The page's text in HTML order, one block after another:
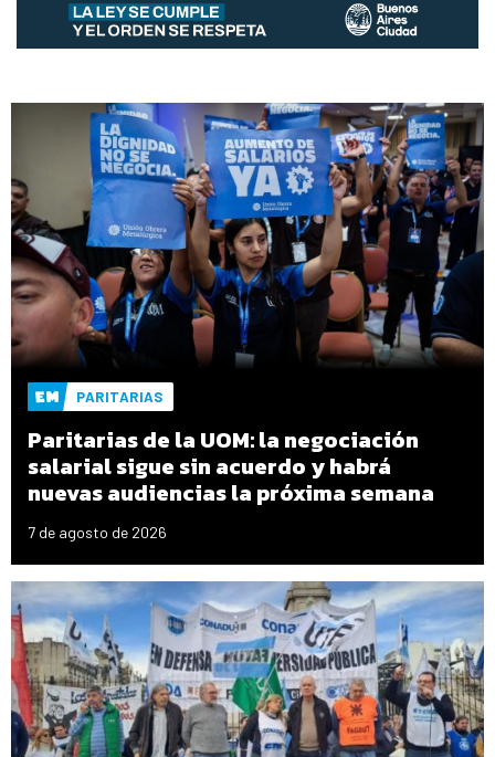
PARITARIAS
Paritarias de la UOM: la negociación
salarial sigue sin acuerdo y habrá
nuevas audiencias la próxima semana
7 de agosto de 2026